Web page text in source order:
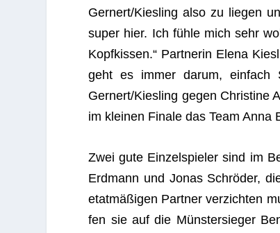
Gernert/Kiesling also zu lie­gen
super hier. Ich fühle mich sehr
Kopf­kis­sen.“ Part­ne­rin Elena
geht es immer darum, ein­fach
Gernert/Kiesling gegen Chris­tine
im klei­nen Finale das Team Anna
Zwei gute Ein­zel­spie­ler sind im
Erd­mann und Jonas Schrö­der,
etat­mä­ßi­gen Part­ner ver­zich­ten
fen sie auf die Müns­ter­sie­ger